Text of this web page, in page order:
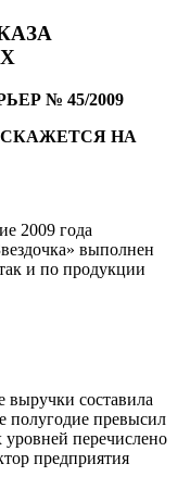
№ 45/2009
СКАЖЕТСЯ НА
2009 года
выполнен
и по продукции
выручки составила
полугодие превысил
перечислено
предприятия